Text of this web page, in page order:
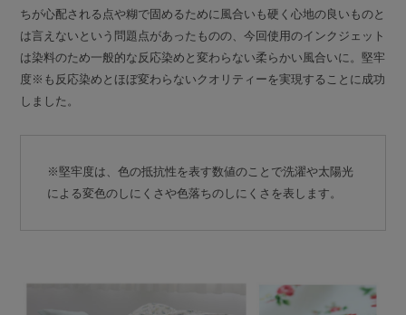
ちが心配される点や糊で固めるために風合いも硬く心地の良いものと
は言えないという問題点があったものの、今回使用のインクジェット
は染料のため一般的な反応染めと変わらない柔らかい風合いに。堅牢
度※も反応染めとほぼ変わらないクオリティーを実現することに成功
しました。
※堅牢度は、色の抵抗性を表す数値のことで洗濯や太陽光
による変色のしにくさや色落ちのしにくさを表します。